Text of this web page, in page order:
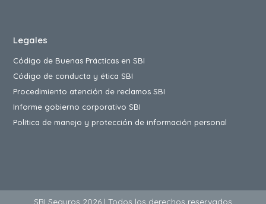
Legales
Código de Buenas Prácticas en SBI
Código de conducta y ética SBI
Procedimiento atención de reclamos SBI
Informe gobierno corporativo SBI
Política de manejo y protección de información personal
SBI Seguros 2026 | Todos los derechos reservados